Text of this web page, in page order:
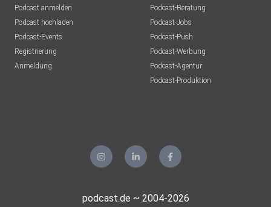
Podcast anmelden
Podcast hochladen
Podcast-Events
Registrierung
Anmeldung
Podcast-Beratung
Podcast-Jobs
Podcast-Push
Podcast-Werbung
Podcast-Agentur
Podcast-Produktion
podcast.de ~ 2004-2026